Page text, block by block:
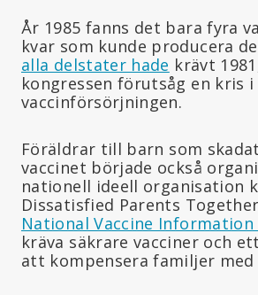
År 1985 fanns det bara fyra
kvar som kunde producera
alla delstater hade krävt
kongressen förutsåg en kris i
vaccinförsörjningen.
Föräldrar till barn som
vaccinet började också
nationell ideell organisation
Dissatisfied Parents
National Vaccine Information
kräva säkrare vacciner och
att kompensera familjer med